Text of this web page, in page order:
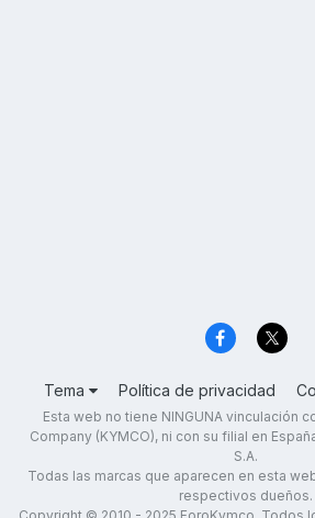
Tema Política de privacidad
Esta web no tiene NINGUNA vinculación
Company (KYMCO), ni con su filial en
S.A.
Todas las marcas que aparecen en esta
respectivos dueños.